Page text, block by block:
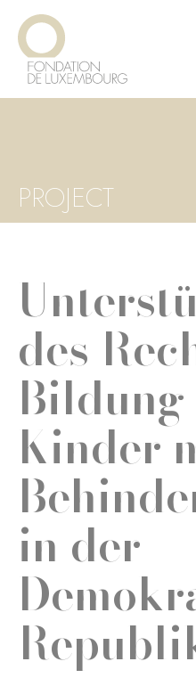
Direkt
zum
Inhalt
PROJECT
des
Kinder
in der
Cookie-Einstellungen